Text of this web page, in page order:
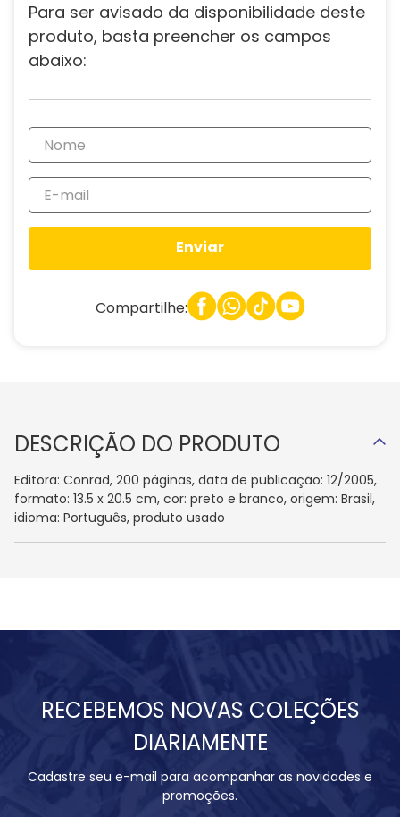
Para ser avisado da disponibilidade deste
produto, basta preencher os campos
abaixo:
Enviar
Compartilhe:
DESCRIÇÃO DO PRODUTO
Editora: Conrad, 200 páginas, data de publicação: 12/2005,
formato: 13.5 x 20.5 cm, cor: preto e branco, origem: Brasil,
idioma: Português, produto usado
RECEBEMOS NOVAS COLEÇÕES
DIARIAMENTE
Cadastre seu e-mail para acompanhar as novidades e
promoções.